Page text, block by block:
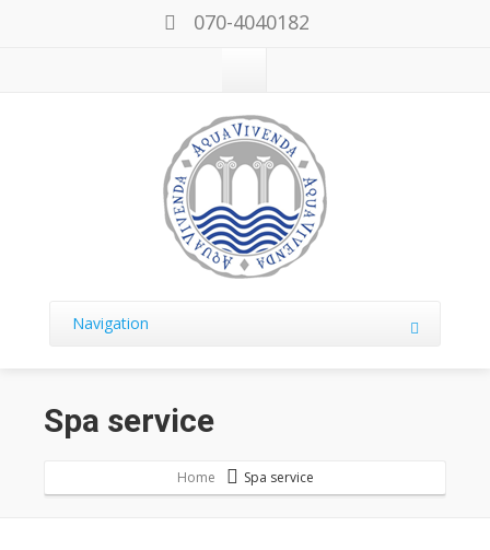
070-4040182
Navigation
Spa service
Home Spa service